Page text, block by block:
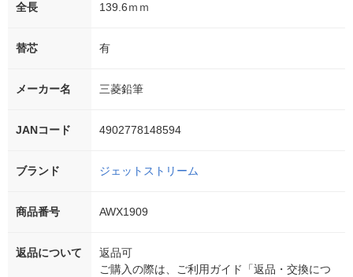
全長 139.6ｍｍ
替芯 有
メーカー名 三菱鉛筆
JANコード 4902778148594
ブランド ジェットストリーム
商品番号 AWX1909
返品について
返品可
ご購入の際は、ご利用ガイド「返品・交換につ